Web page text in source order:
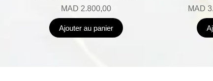
MAD 2.800,00
Ajouter au panier
MAD